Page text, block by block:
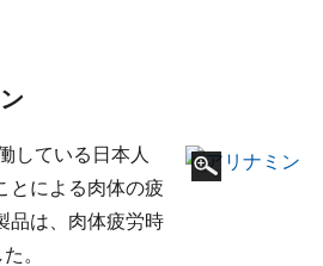
している日本人
とによる肉体の疲
品は、肉体疲労時
。